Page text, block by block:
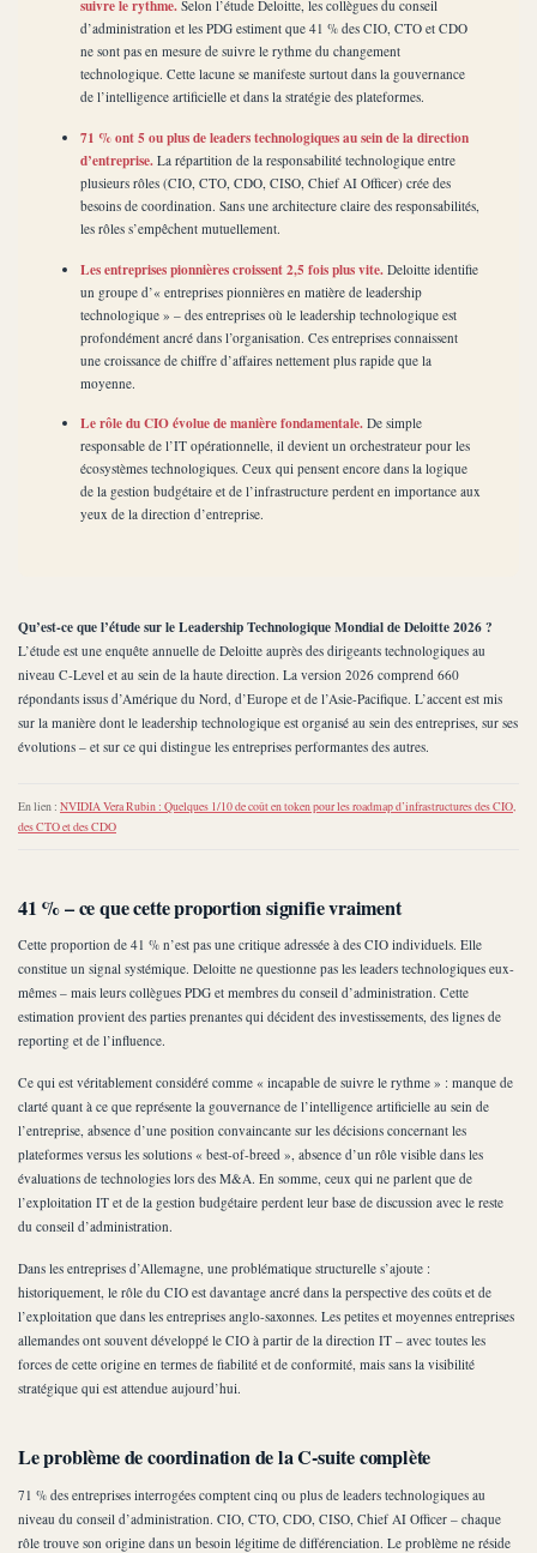
suivre le rythme. Selon l’étude Deloitte, les collègues du conseil
d’administration et les PDG estiment que 41 % des CIO, CTO et CDO
ne sont pas en mesure de suivre le rythme du changement
technologique. Cette lacune se manifeste surtout dans la gouvernance
de l’intelligence artificielle et dans la stratégie des plateformes.
71 % ont 5 ou plus de leaders technologiques au sein de la direction
d’entreprise. La répartition de la responsabilité technologique entre
plusieurs rôles (CIO, CTO, CDO, CISO, Chief AI Officer) crée des
besoins de coordination. Sans une architecture claire des responsabilités,
les rôles s’empêchent mutuellement.
Les entreprises pionnières croissent 2,5 fois plus vite. Deloitte identifie
un groupe d’« entreprises pionnières en matière de leadership
technologique » – des entreprises où le leadership technologique est
profondément ancré dans l’organisation. Ces entreprises connaissent
une croissance de chiffre d’affaires nettement plus rapide que la
moyenne.
Le rôle du CIO évolue de manière fondamentale. De simple
responsable de l’IT opérationnelle, il devient un orchestrateur pour les
écosystèmes technologiques. Ceux qui pensent encore dans la logique
de la gestion budgétaire et de l’infrastructure perdent en importance aux
yeux de la direction d’entreprise.
Qu’est-ce que l’étude sur le Leadership Technologique Mondial de Deloitte 2026 ?
L’étude est une enquête annuelle de Deloitte auprès des dirigeants technologiques au
niveau C-Level et au sein de la haute direction. La version 2026 comprend 660
répondants issus d’Amérique du Nord, d’Europe et de l’Asie-Pacifique. L’accent est mis
sur la manière dont le leadership technologique est organisé au sein des entreprises, sur ses
évolutions – et sur ce qui distingue les entreprises performantes des autres.
En lien : NVIDIA Vera Rubin : Quelques 1/10 de coût en token pour les roadmap d’infrastructures des CIO,
des CTO et des CDO
41 % – ce que cette proportion signifie vraiment
Cette proportion de 41 % n’est pas une critique adressée à des CIO individuels. Elle
constitue un signal systémique. Deloitte ne questionne pas les leaders technologiques eux-
mêmes – mais leurs collègues PDG et membres du conseil d’administration. Cette
estimation provient des parties prenantes qui décident des investissements, des lignes de
reporting et de l’influence.
Ce qui est véritablement considéré comme « incapable de suivre le rythme » : manque de
clarté quant à ce que représente la gouvernance de l’intelligence artificielle au sein de
l’entreprise, absence d’une position convaincante sur les décisions concernant les
plateformes versus les solutions « best-of-breed », absence d’un rôle visible dans les
évaluations de technologies lors des M&A. En somme, ceux qui ne parlent que de
l’exploitation IT et de la gestion budgétaire perdent leur base de discussion avec le reste
du conseil d’administration.
Dans les entreprises d’Allemagne, une problématique structurelle s’ajoute :
historiquement, le rôle du CIO est davantage ancré dans la perspective des coûts et de
l’exploitation que dans les entreprises anglo-saxonnes. Les petites et moyennes entreprises
allemandes ont souvent développé le CIO à partir de la direction IT – avec toutes les
forces de cette origine en termes de fiabilité et de conformité, mais sans la visibilité
stratégique qui est attendue aujourd’hui.
Le problème de coordination de la C-suite complète
71 % des entreprises interrogées comptent cinq ou plus de leaders technologiques au
niveau du conseil d’administration. CIO, CTO, CDO, CISO, Chief AI Officer – chaque
rôle trouve son origine dans un besoin légitime de différenciation. Le problème ne réside